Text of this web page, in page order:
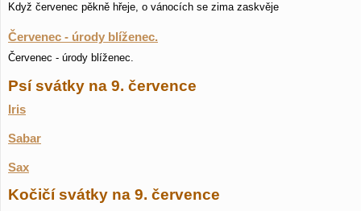
Když červenec pěkně hřeje, o vánocích se zima zaskvěje
Červenec - úrody blíženec.
Červenec - úrody blíženec.
Psí svátky na 9. července
Iris
Sabar
Sax
Kočičí svátky na 9. července